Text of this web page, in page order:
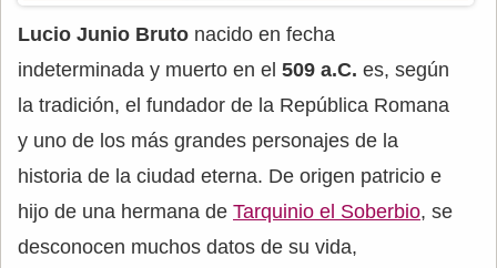
Lucio Junio Bruto nacido en fecha
indeterminada y muerto en el 509 a.C. es, según
la tradición, el fundador de la República Romana
y uno de los más grandes personajes de la
historia de la ciudad eterna. De origen patricio e
hijo de una hermana de Tarquinio el Soberbio, se
desconocen muchos datos de su vida,